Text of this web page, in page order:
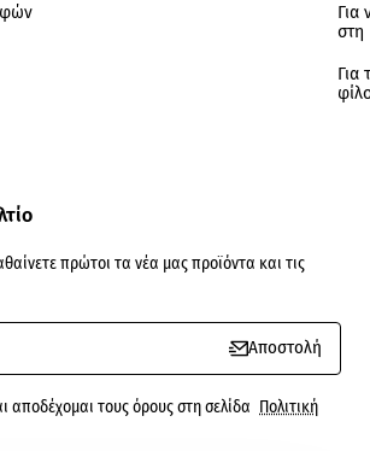
Για
Για
πρώτοι τα νέα μας προϊόντα και τις
Αποστολή
αποδέχομαι τους όρους στη σελίδα Πολιτική